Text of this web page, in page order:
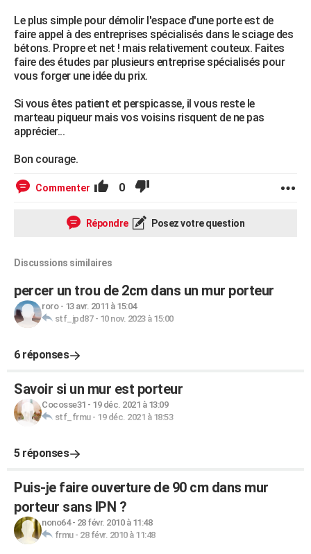
Le plus simple pour démolir l'espace d'une porte est de
faire appel à des entreprises spécialisés dans le sciage des
bétons. Propre et net ! mais relativement couteux. Faites
faire des études par plusieurs entreprise spécialisés pour
vous forger une idée du prix.
Si vous êtes patient et perspicasse, il vous reste le
marteau piqueur mais vos voisins risquent de ne pas
apprécier...
Bon courage.
Commenter 0
Répondre Posez votre question
Discussions similaires
percer un trou de 2cm dans un mur porteur
roro- 13 avr. 2011 à 15:04
stf_jpd87- 10 nov. 2023 à 15:00
6 réponses
Savoir si un mur est porteur
Cocosse31 - 19 déc. 2021 à 13:09
stf_frmu- 19 déc. 2021 à 18:53
5 réponses
Puis-je faire ouverture de 90 cm dans mur
porteur sans IPN ?
nono64- 28 févr. 2010 à 11:48
frmu- 28 févr. 2010 à 11:48